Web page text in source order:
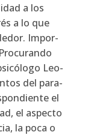
a los
a lo que
Impor­
Leo­
del para­
el
el aspec­to
la poca o